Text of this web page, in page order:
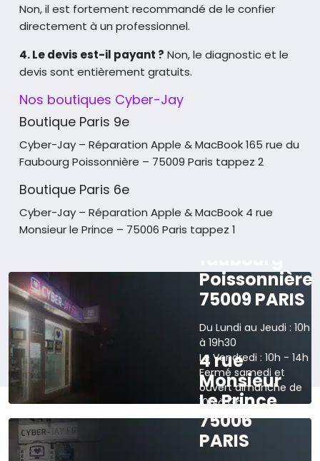
Non, il est fortement recommandé de le confier
directement à un professionnel.
4. Le devis est-il payant ? Non, le diagnostic et le
devis sont entièrement gratuits.
Nos boutiques Cyber-Jay
Boutique Paris 9e
Cyber-Jay – Réparation Apple & MacBook165 rue du
Faubourg Poissonnière – 75009 Paris tappez 2
Boutique Paris 6e
Cyber-Jay – Réparation Apple & MacBook 4 rue
Monsieur le Prince – 75006 Paris tappez 1165 rue du
Poissonnière
75009 PARIS
Du Lundi au Jeudi : 10h
à 19h30
Le Vendredi : 10h - 14h
Fermé samedi et
ouvert dimanche de
10h à 13h
Voir sur la carte
4 rue
Monsieur
Le Prince
75006
PARIS